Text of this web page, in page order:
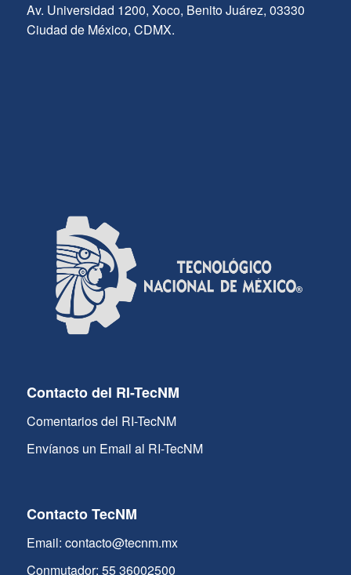
Av. Universidad 1200, Xoco, Benito Juárez, 03330
Ciudad de México, CDMX.
Contacto del RI-TecNM
Comentarios del RI-TecNM
Envíanos un Email al RI-TecNM
Contacto TecNM
Email: contacto@tecnm.mx
Conmutador: 55 36002500